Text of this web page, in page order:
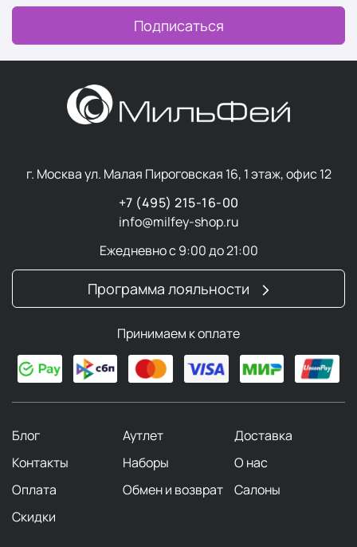
Подписаться
г. Москва ул. Малая Пироговская 16, 1 этаж, офис 12
+7 (495) 215-16-00
info@milfey-shop.ru
Ежедневно с 9:00 до 21:00
Программа лояльности
Принимаем к оплате
Блог Аутлет
Доставка
Контакты
Наборы
О нас
Оплата
Обмен и возврат
Салоны
Скидки